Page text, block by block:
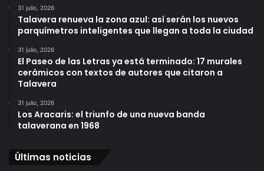
31 julio, 2026
Talavera renueva la zona azul: así serán los nuevos
parquímetros inteligentes que llegan a toda la ciudad
31 julio, 2026
El Paseo de las Letras ya está terminado: 17 murales
cerámicos con textos de autores que citaron a
Talavera
31 julio, 2026
Los Aracaris: el triunfo de una nueva banda
talaverana en 1968
Últimas noticias